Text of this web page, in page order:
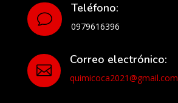
v
Teléfono:
0979616396

Correo electrónico:
quimicoca2021@gmail.com